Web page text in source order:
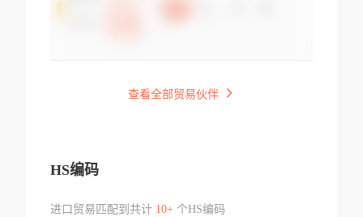
查看全部贸易伙伴
HS编码
进口贸易匹配到共计 10+个HS编码